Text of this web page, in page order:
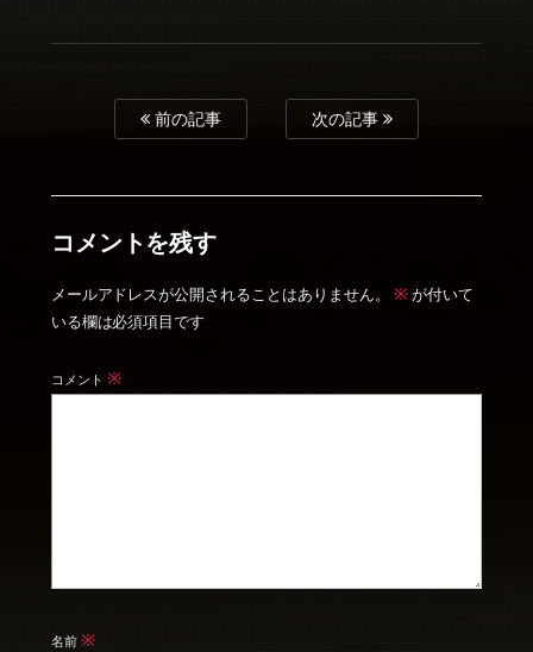
前の記事 次の記事
コメントを残す
メールアドレスが公開されることはありません。 ※ が付いて
いる欄は必須項目です
コメント ※
名前 ※